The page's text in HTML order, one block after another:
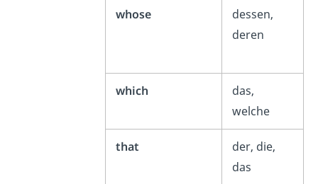
whose
dessen,
deren
which
das,
welche
that
der, die,
das